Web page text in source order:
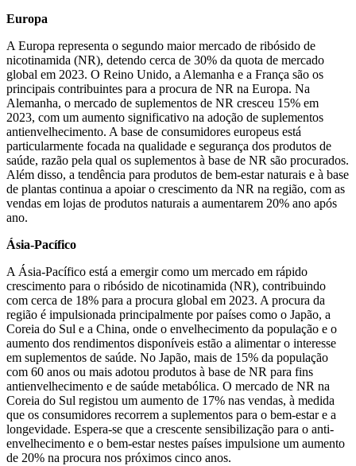
Europa
A Europa representa o segundo maior mercado de ribósido de
nicotinamida (NR), detendo cerca de 30% da quota de mercado
global em 2023. O Reino Unido, a Alemanha e a França são os
principais contribuintes para a procura de NR na Europa. Na
Alemanha, o mercado de suplementos de NR cresceu 15% em
2023, com um aumento significativo na adoção de suplementos
antienvelhecimento. A base de consumidores europeus está
particularmente focada na qualidade e segurança dos produtos de
saúde, razão pela qual os suplementos à base de NR são procurados.
Além disso, a tendência para produtos de bem-estar naturais e à base
de plantas continua a apoiar o crescimento da NR na região, com as
vendas em lojas de produtos naturais a aumentarem 20% ano após
ano.
Ásia-Pacífico
A Ásia-Pacífico está a emergir como um mercado em rápido
crescimento para o ribósido de nicotinamida (NR), contribuindo
com cerca de 18% para a procura global em 2023. A procura da
região é impulsionada principalmente por países como o Japão, a
Coreia do Sul e a China, onde o envelhecimento da população e o
aumento dos rendimentos disponíveis estão a alimentar o interesse
em suplementos de saúde. No Japão, mais de 15% da população
com 60 anos ou mais adotou produtos à base de NR para fins
antienvelhecimento e de saúde metabólica. O mercado de NR na
Coreia do Sul registou um aumento de 17% nas vendas, à medida
que os consumidores recorrem a suplementos para o bem-estar e a
longevidade. Espera-se que a crescente sensibilização para o anti-
envelhecimento e o bem-estar nestes países impulsione um aumento
de 20% na procura nos próximos cinco anos.